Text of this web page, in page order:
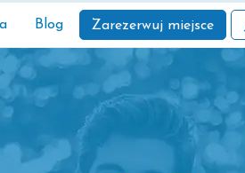
Blog Zarezerwuj miejsce